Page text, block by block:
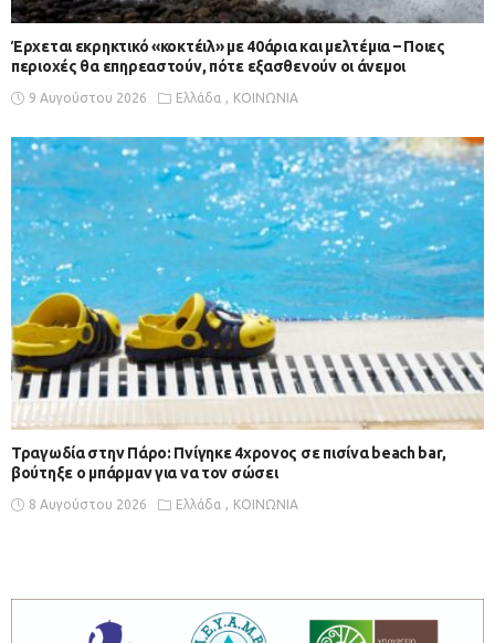
Έρχεται εκρηκτικό «κοκτέιλ» με 40άρια και μελτέμια – Ποιες
περιοχές θα επηρεαστούν, πότε εξασθενούν οι άνεμοι
9 Αυγούστου 2026 Ελλάδα ΚΟΙΝΩΝΙΑ
Τραγωδία στην Πάρο: Πνίγηκε 4χρονος σε πισίνα beach bar,
βούτηξε ο μπάρμαν για να τον σώσει
8 Αυγούστου 2026 Ελλάδα ΚΟΙΝΩΝΙΑ